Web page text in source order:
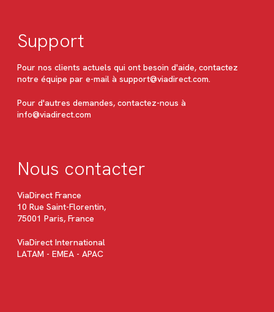
Support
Pour nos clients actuels qui ont besoin d'aide, contactez
notre équipe par e-mail à support@viadirect.com.
Pour d'autres demandes, contactez-nous à
info@viadirect.com
Nous contacter
ViaDirect France
10 Rue Saint-Florentin,
75001 Paris, France
ViaDirect International
LATAM - EMEA - APAC